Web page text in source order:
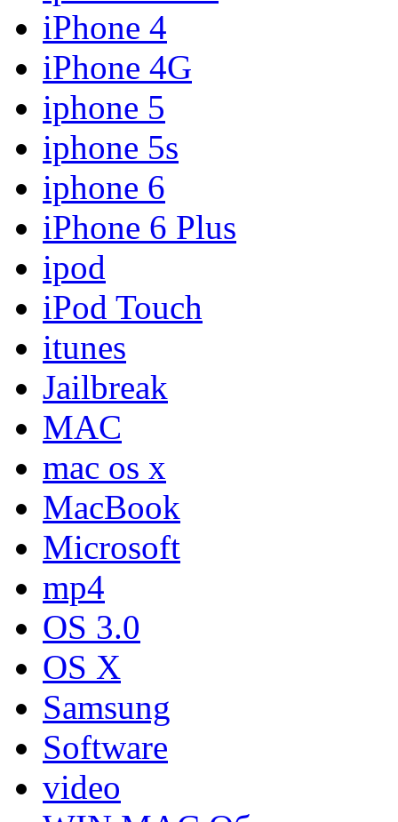
iPhone 4
iPhone 4G
iphone 5
iphone 5s
iphone 6
iPhone 6 Plus
ipod
iPod Touch
itunes
Jailbreak
MAC
mac os x
MacBook
Microsoft
mp4
OS 3.0
OS X
Samsung
Software
video